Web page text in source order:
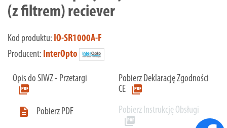
(z filtrem) reciever
Kod produktu: IO-SR1000A-F
Producent: InterOpto
Opis do SIWZ - Przetargi
picture_as_pdf
Pobierz Deklarację Zgodności
CE picture_as_pdf

Pobierz PDF Pobierz Instrukcję Obsługi
picture_as_pdf